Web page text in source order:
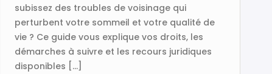
subissez des troubles de voisinage qui
perturbent votre sommeil et votre qualité de
vie ? Ce guide vous explique vos droits, les
démarches à suivre et les recours juridiques
disponibles […]